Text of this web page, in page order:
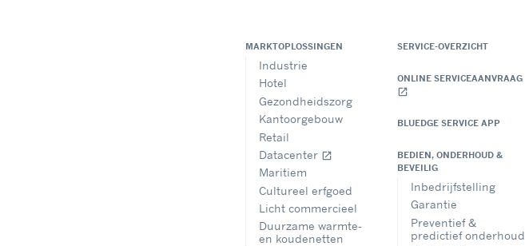
MARKTOPLOSSINGEN
Industrie
Hotel
Gezondheidszorg
Kantoorgebouw
Retail
Datacenter open_in_new
Maritiem
Cultureel erfgoed
Licht commercieel
Duurzame warmte-
en koudenetten
SERVICE-OVERZICHT
ONLINE SERVICEAANVRAAG
open_in_new
BLUEDGE SERVICE APP
BEDIEN, ONDERHOUD &
BEVEILIG
Inbedrijfstelling
Garantie
Preventief &
predictief onderhoud